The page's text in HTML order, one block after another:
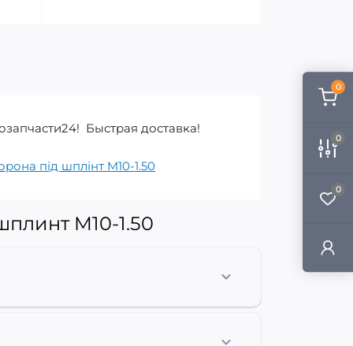
0
0
0
Быстрая доставка!
під шплінт M10-1.50
M10-1.50